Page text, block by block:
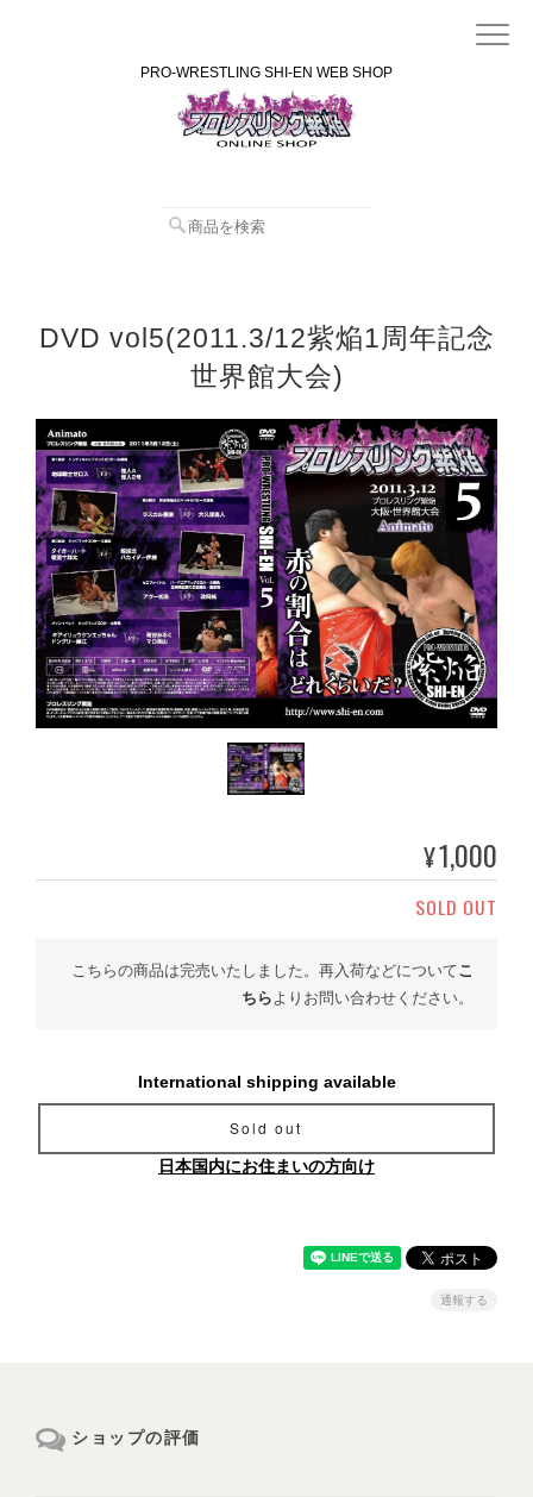
PRO-WRESTLING SHI-EN WEB SHOP
DVD vol5(2011.3/12紫焔1周年記念
世界館大会)
¥1,000
SOLD OUT
こちらの商品は完売いたしました。再入荷などについてこ
ちら よりお問い合わせください。
International shipping available
Sold out
日本国内にお住まいの方向け
通報する
ショップの評価